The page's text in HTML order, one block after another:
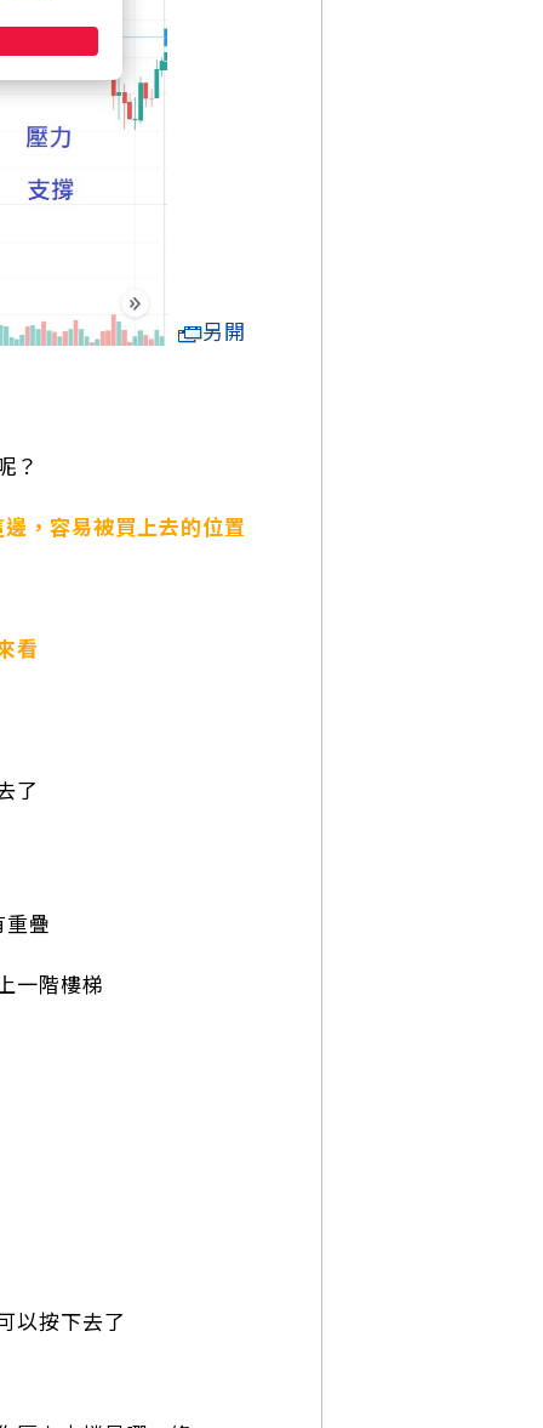
另開
？
，容易被買上去的位置
看
了
疊
一階樓梯
以按下去了